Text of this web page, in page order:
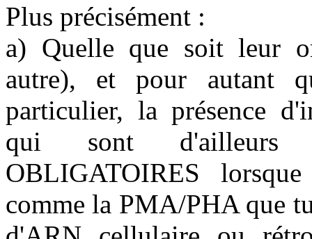
Plus précisément :
a) Quelle que soit leur
autre), et pour autant
particulier, la présence
qui sont d'ailleurs
OBLIGATOIRES
comme la PMA/PHA que